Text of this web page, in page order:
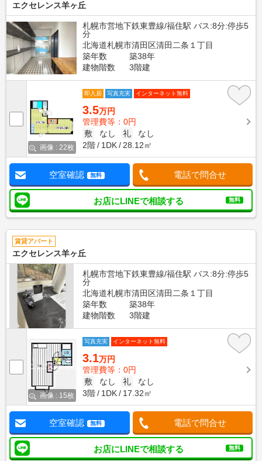
エクセレンス羊ヶ丘
札幌市営地下鉄東豊線/福住駅 バス:8分:停歩5
分
北海道札幌市清田区清田二条１丁目
築年数
築38年
建物階数
3階建
画像 : 22枚
即入居 写真充実 インターネット無料
3.5万円
管理費等：0円
敷
なし 礼
なし
2階
1DK 28.12㎡
空室確認 無料 電話で問合せ
お店にLINEで相談する 無料
賃貸アパート
エクセレンス羊ヶ丘
札幌市営地下鉄東豊線/福住駅 バス:8分:停歩5
分
北海道札幌市清田区清田二条１丁目
築年数
築38年
建物階数
3階建
画像 : 15枚
写真充実 インターネット無料
3.1万円
管理費等：0円
敷
なし 礼
なし
3階
1DK 17.32㎡
空室確認 無料 電話で問合せ
お店にLINEで相談する 無料